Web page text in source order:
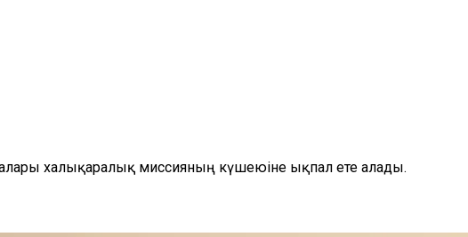
халықаралық миссияның күшеюіне ықпал ете алады.